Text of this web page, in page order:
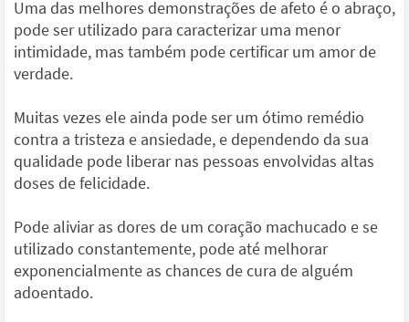
Uma das melhores demonstrações de afeto é o abraço,
pode ser utilizado para caracterizar uma menor
intimidade, mas também pode certificar um amor de
verdade.
Muitas vezes ele ainda pode ser um ótimo remédio
contra a tristeza e ansiedade, e dependendo da sua
qualidade pode liberar nas pessoas envolvidas altas
doses de felicidade.
Pode aliviar as dores de um coração machucado e se
utilizado constantemente, pode até melhorar
exponencialmente as chances de cura de alguém
adoentado.